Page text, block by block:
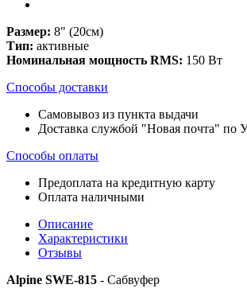
Размер: 8" (20см)
Тип: активные
Номинальная мощность RMS: 150 Вт
Способы доставки
Самовывоз из пункта выдачи
Доставка службой "Новая почта" по
Способы оплаты
Предоплата на кредитную карту
Оплата наличными
Описание
Характеристики
Отзывы
Alpine SWE-815 - Сабвуфер